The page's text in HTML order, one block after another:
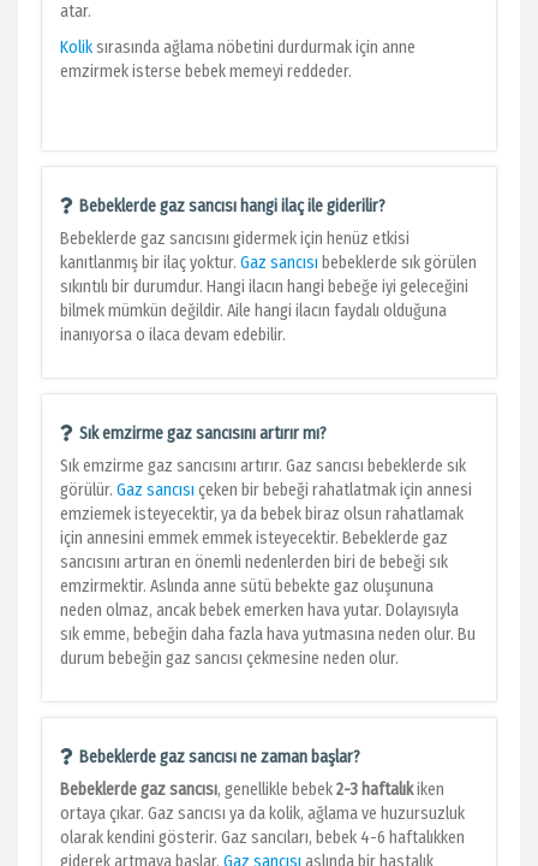
atar.
Koliksırasında ağlama nöbetini durdurmak için anne
emzirmek isterse bebek memeyi reddeder.
Bebeklerde gaz sancısı hangi ilaç ile giderilir?
Bebeklerde gaz sancısını gidermek için henüz etkisi
kanıtlanmış bir ilaç yoktur. Gaz sancısı bebeklerde sık görülen
sıkıntılı bir durumdur. Hangi ilacın hangi bebeğe iyi geleceğini
bilmek mümkün değildir. Aile hangi ilacın faydalı olduğuna
inanıyorsa o ilaca devam edebilir.
Sık emzirme gaz sancısını artırır mı?
Sık emzirme gaz sancısını artırır. Gaz sancısı bebeklerde sık
görülür. Gaz sancısı çeken bir bebeği rahatlatmak için annesi
emziemek isteyecektir, ya da bebek biraz olsun rahatlamak
için annesini emmek emmek isteyecektir. Bebeklerde gaz
sancısını artıran en önemli nedenlerden biri de bebeği sık
emzirmektir. Aslında anne sütü bebekte gaz oluşununa
neden olmaz, ancak bebek emerken hava yutar. Dolayısıyla
sık emme, bebeğin daha fazla hava yutmasına neden olur. Bu
durum bebeğin gaz sancısı çekmesine neden olur.
Bebeklerde gaz sancısı ne zaman başlar?
Bebeklerde gaz sancısı, genellikle bebek2-3 haftalıkiken
ortaya çıkar. Gaz sancısı ya da kolik, ağlama ve huzursuzluk
olarak kendini gösterir. Gaz sancıları, bebek 4-6 haftalıkken
giderek artmaya başlar. Gaz sancısı aslında bir hastalık